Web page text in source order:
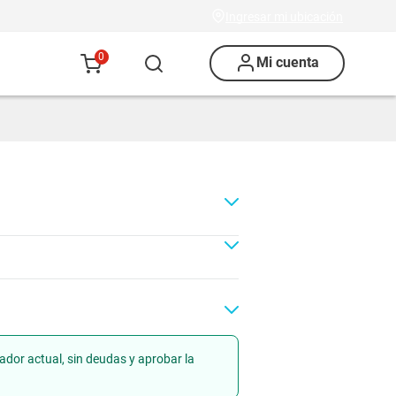
0 Mi cuenta
Renovación
actual, sin deudas y aprobar la